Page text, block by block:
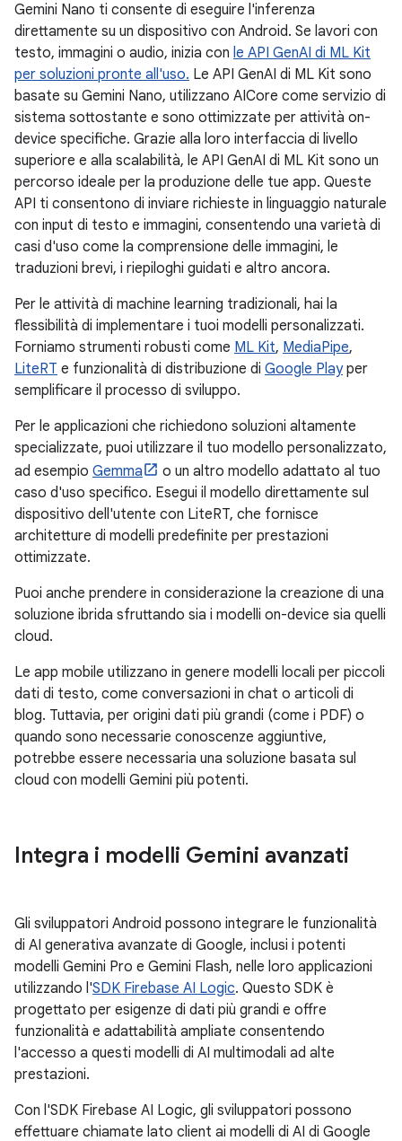
Gemini Nano ti consente di eseguire l'inferenza
direttamente su un dispositivo con Android. Se lavori con
testo, immagini o audio, inizia con le API GenAI di ML Kit
per soluzioni pronte all'uso. Le API GenAI di ML Kit sono
basate su Gemini Nano, utilizzano AICore come servizio di
sistema sottostante e sono ottimizzate per attività on-
device specifiche. Grazie alla loro interfaccia di livello
superiore e alla scalabilità, le API GenAI di ML Kit sono un
percorso ideale per la produzione delle tue app. Queste
API ti consentono di inviare richieste in linguaggio naturale
con input di testo e immagini, consentendo una varietà di
casi d'uso come la comprensione delle immagini, le
traduzioni brevi, i riepiloghi guidati e altro ancora.
Per le attività di machine learning tradizionali, hai la
flessibilità di implementare i tuoi modelli personalizzati.
Forniamo strumenti robusti come ML Kit, MediaPipe,
LiteRT e funzionalità di distribuzione di Google Playper
semplificare il processo di sviluppo.
Per le applicazioni che richiedono soluzioni altamente
specializzate, puoi utilizzare il tuo modello personalizzato,
ad esempio Gemma
o un altro modello adattato al tuo
caso d'uso specifico. Esegui il modello direttamente sul
dispositivo dell'utente con LiteRT, che fornisce
architetture di modelli predefinite per prestazioni
ottimizzate.
Puoi anche prendere in considerazione la creazione di una
soluzione ibrida sfruttando sia i modelli on-device sia quelli
cloud.
Le app mobile utilizzano in genere modelli locali per piccoli
dati di testo, come conversazioni in chat o articoli di
blog. Tuttavia, per origini dati più grandi (come i PDF) o
quando sono necessarie conoscenze aggiuntive,
potrebbe essere necessaria una soluzione basata sul
cloud con modelli Gemini più potenti.
Integra i modelli Gemini avanzati
Gli sviluppatori Android possono integrare le funzionalità
di AI generativa avanzate di Google, inclusi i potenti
modelli Gemini Pro e Gemini Flash, nelle loro applicazioni
utilizzando l'SDK Firebase AI Logic. Questo SDK è
progettato per esigenze di dati più grandi e offre
funzionalità e adattabilità ampliate consentendo
l'accesso a questi modelli di AI multimodali ad alte
prestazioni.
Con l'SDK Firebase AI Logic, gli sviluppatori possono
effettuare chiamate lato client ai modelli di AI di Google